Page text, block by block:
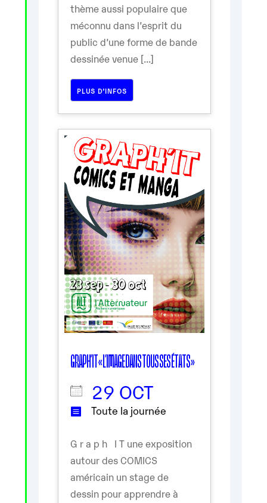
thème aussi populaire que
méconnu dans l’esprit du
public d’une forme de bande
dessinée venue [...]
PLUS D’INFOS
GRAPH’IT « L’IMAGE DANS TOUS SES ÉTATS »
29 OCT
Toute la journée
G r a p h I T une exposition
autour des COMICS
américain un stage de
dessin pour apprendre à